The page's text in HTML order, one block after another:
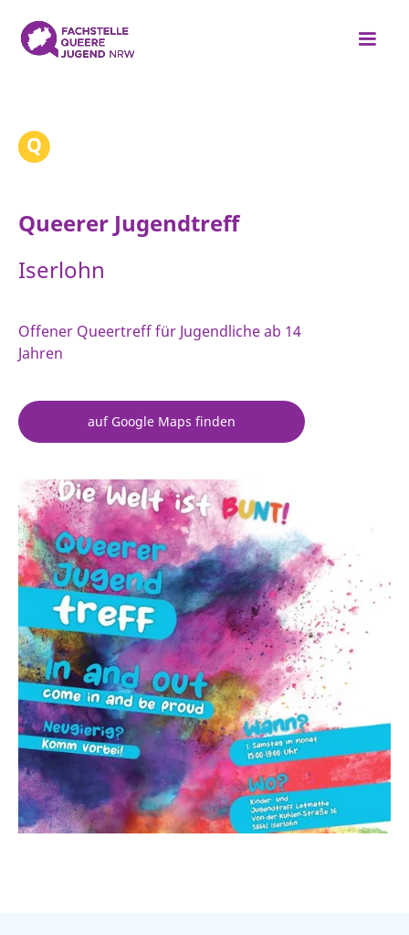
Queerer Jugendtreff
Iserlohn
Offener Queertreff für Jugendliche ab 14
Jahren
auf Google Maps finden